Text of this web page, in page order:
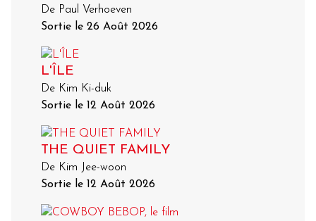
De Paul Verhoeven
Sortie le 26 Août 2026
L'ÎLE
De Kim Ki-duk
Sortie le 12 Août 2026
THE QUIET FAMILY
De Kim Jee-woon
Sortie le 12 Août 2026